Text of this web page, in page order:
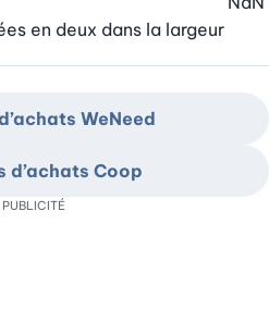
en deux dans la largeur
WeNeed
d’achats Coop
PUBLICITÉ